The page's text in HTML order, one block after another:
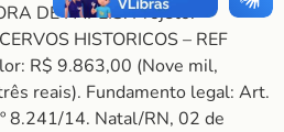
DE PAPÉIS. Projeto:
HISTORICOS – REF
R$ 9.863,00 (Nove mil,
reais). Fundamento legal: Art.
8.241/14. Natal/RN, 02 de